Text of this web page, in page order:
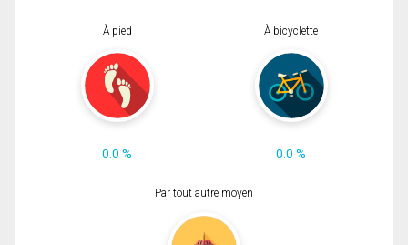
À pied
0.0 %
À bicyclette
0.0 %
Par tout autre moyen